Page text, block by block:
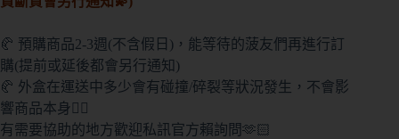
🥐 預購商品2-3週(不含假日)，能等待的菠友們再進行訂
購(提前或延後都會另行通知)
🥐 外盒在運送中多少會有碰撞/碎裂等狀況發生，不會影
響商品本身🙇‍♀️
有需要協助的地方歡迎私訊官方賴詢問🫶🏻